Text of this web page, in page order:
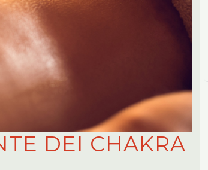
DEI CHAKRA